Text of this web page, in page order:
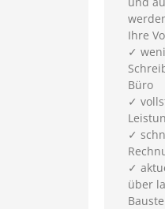
Ihre
✓
Büro
✓
✓
✓
über